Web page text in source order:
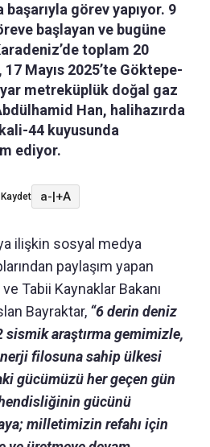
başarıyla görev yapıyor. 9
başlayan ve bugüne
toplam 20
Mayıs 2025’te Göktepe-
metreküplük doğal gaz
Han, halihazırda
44 kuyusunda
ediyor.
Kaydet a-|+A
ilişkin sosyal medya
paylaşım yapan
Tabii Kaynaklar Bakanı
Bayraktar, “6 derin deniz
araştırma gemimizle,
filosuna sahip ülkesi
gücümüzü her geçen gün
gücünü
milletimizin refahı için